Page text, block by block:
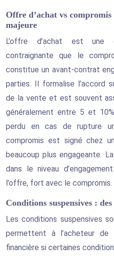
Offre d’achat vs
majeure
L’offre d’achat est une
contraignante que le
constitue un avant-contrat
parties. Il formalise l’accord
de la vente et est souvent
généralement entre 5 et
perdu en cas de rupture
compromis est signé chez
beaucoup plus engageante.
dans le niveau
l’offre, fort avec le compromis.
Conditions suspensives :
Les conditions suspensives
permettent à l’acheteur
financière si certaines